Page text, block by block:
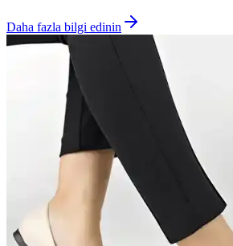
Daha fazla bilgi edinin